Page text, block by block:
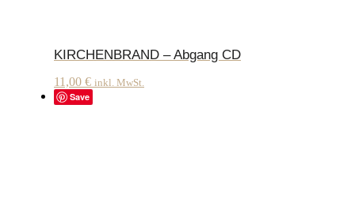
KIRCHENBRAND – Abgang CD
11,00 € inkl. MwSt.
Save